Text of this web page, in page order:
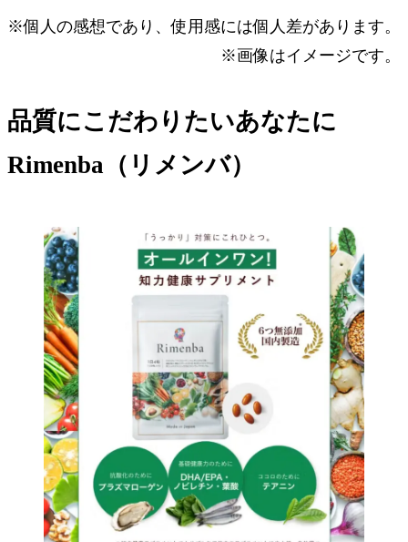
※個人の感想であり、使用感には個人差があります。
※画像はイメージです。
品質にこだわりたいあなたに
Rimenba（リメンバ）